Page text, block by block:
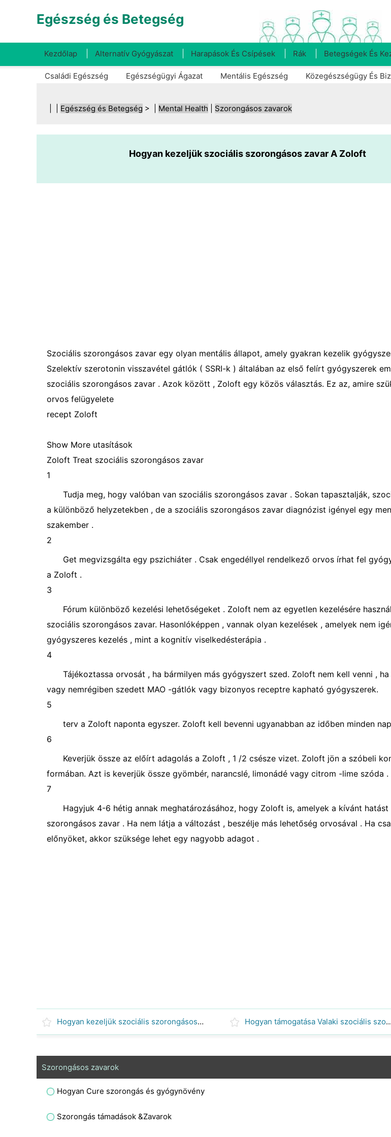
Egészség és Betegség
Kezdőlap Alternatív Gyógyászat Harapások És Csípések Rák Betegségek És
Családi Egészség Egészségügyi Ágazat Mentális Egészség Közegészségügy És
Egészség és Betegség > | Mental Health Szorongásos zavarok
Hogyan kezeljük szociális szorongásos zavar A Zoloft
Szociális szorongásos zavar egy olyan mentális állapot, amely gyakran kezelik
Szelektív szerotonin visszavétel gátlók ( SSRI-k ) általában az első felírt gyógyszerek
szociális szorongásos zavar . Azok között , Zoloft egy közös választás. Ez az, amire
orvos felügyelete
recept Zoloft
Show More utasítások
Zoloft Treat szociális szorongásos zavar
1
Tudja meg, hogy valóban van szociális szorongásos zavar . Sokan tapasztalják,
a különböző helyzetekben , de a szociális szorongásos zavar diagnózist igényel egy
szakember .
2
Get megvizsgálta egy pszichiáter . Csak engedéllyel rendelkező orvos írhat fel
a Zoloft .
3
Fórum különböző kezelési lehetőségeket . Zoloft nem az egyetlen kezelésére
szociális szorongásos zavar. Hasonlóképpen , vannak olyan kezelések , amelyek nem
gyógyszeres kezelés , mint a kognitív viselkedésterápia .
4
Tájékoztassa orvosát , ha bármilyen más gyógyszert szed. Zoloft nem kell venni , ha
vagy nemrégiben szedett MAO -gátlók vagy bizonyos receptre kapható gyógyszerek.
5
terv a Zoloft naponta egyszer. Zoloft kell bevenni ugyanabban az időben minden
6
Keverjük össze az előírt adagolás a Zoloft , 1 /2 csésze vizet. Zoloft jön a szóbeli
formában. Azt is keverjük össze gyömbér, narancslé, limonádé vagy citrom -lime szóda .
7
Hagyjuk 4-6 hétig annak meghatározásához, hogy Zoloft is, amelyek a kívánt hatást
szorongásos zavar . Ha nem látja a változást , beszélje más lehetőség orvosával . Ha
előnyöket, akkor szüksége lehet egy nagyobb adagot .
Hogyan kezeljük szociális szorongásos zavar természetesen Hogyan támogatása Valaki szociális szorongásos zavar
Szorongásos zavarok
Hogyan Cure szorongás és gyógynövény
Szorongás támadások &Zavarok